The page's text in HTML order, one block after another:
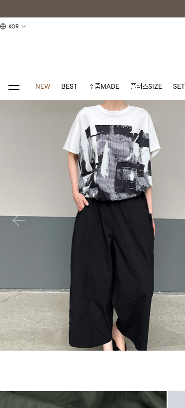
KOR
NEW BEST 주줌MADE 플러스SIZE SET